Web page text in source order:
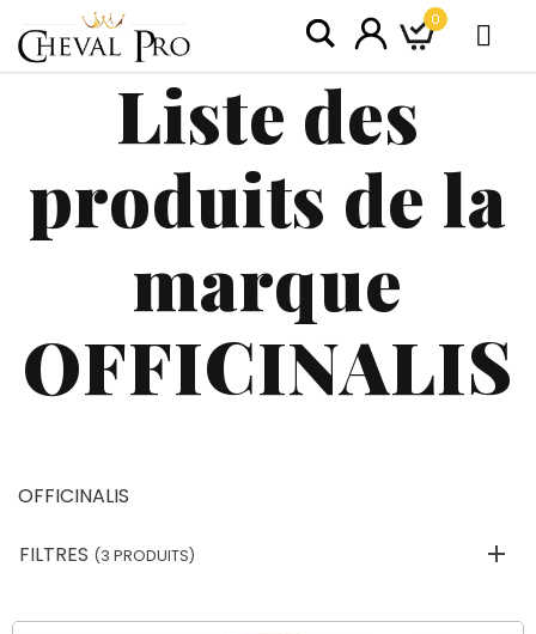
0
Liste des
produits de la
marque
OFFICINALIS
OFFICINALIS
FILTRES (3 PRODUITS)